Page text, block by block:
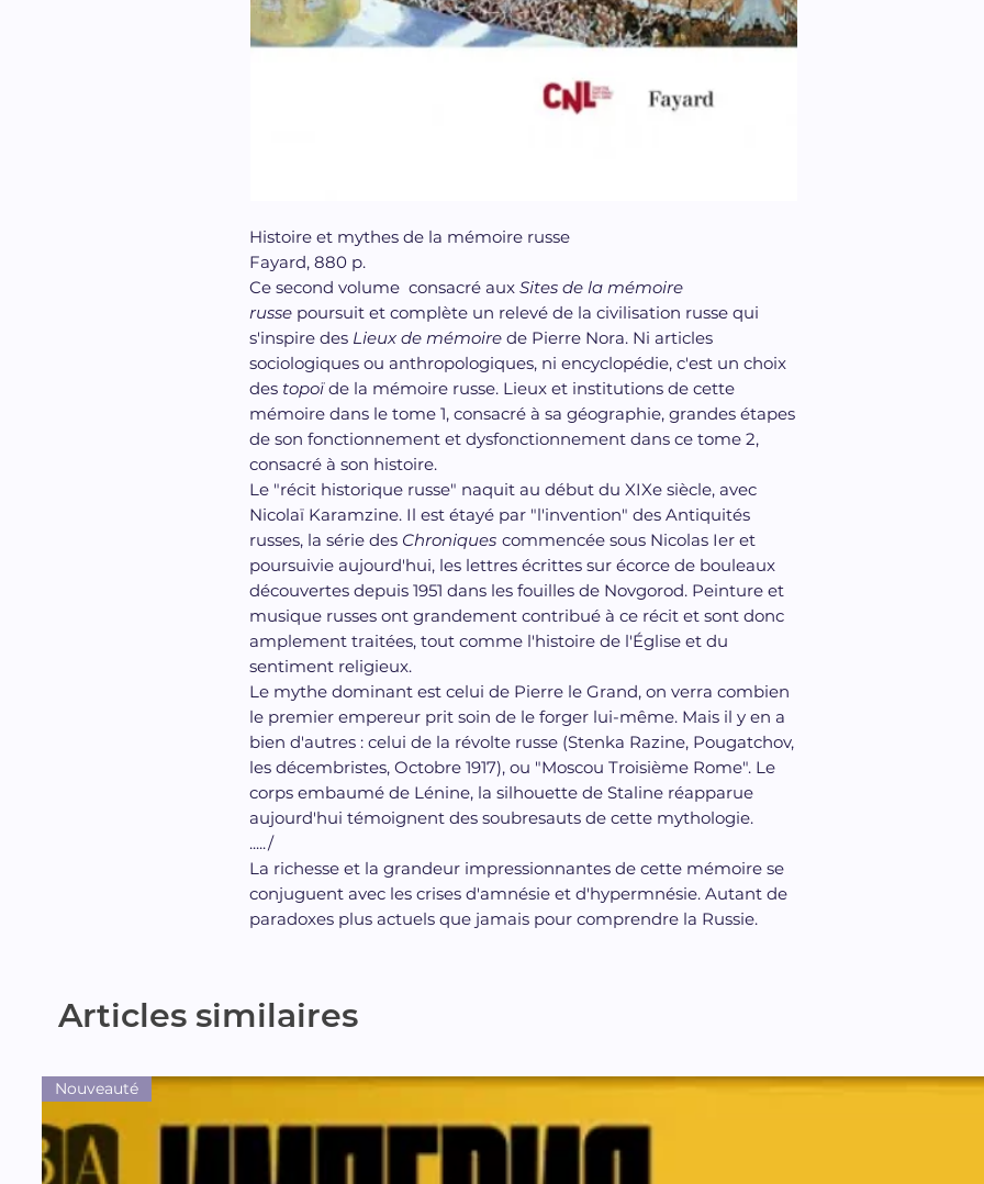
Histoire et mythes de la mémoire russe
Fayard, 880 p.
Ce second volume consacré aux Sites de la mémoire
russe poursuit et complète un relevé de la civilisation russe qui
s'inspire des Lieux de mémoire de Pierre Nora. Ni articles
sociologiques ou anthropologiques, ni encyclopédie, c'est un choix
des topoïde la mémoire russe. Lieux et institutions de cette
mémoire dans le tome 1, consacré à sa géographie, grandes étapes
de son fonctionnement et dysfonctionnement dans ce tome 2,
consacré à son histoire.
Le "récit historique russe" naquit au début du XIXe siècle, avec
Nicolaï Karamzine. Il est étayé par "l'invention" des Antiquités
russes, la série des Chroniques commencée sous Nicolas Ier et
poursuivie aujourd'hui, les lettres écrittes sur écorce de bouleaux
découvertes depuis 1951 dans les fouilles de Novgorod. Peinture et
musique russes ont grandement contribué à ce récit et sont donc
amplement traitées, tout comme l'histoire de l'Église et du
sentiment religieux.
Le mythe dominant est celui de Pierre le Grand, on verra combien
le premier empereur prit soin de le forger lui-même. Mais il y en a
bien d'autres : celui de la révolte russe (Stenka Razine, Pougatchov,
les décembristes, Octobre 1917), ou "Moscou Troisième Rome". Le
corps embaumé de Lénine, la silhouette de Staline réapparue
aujourd'hui témoignent des soubresauts de cette mythologie.
...../
La richesse et la grandeur impressionnantes de cette mémoire se
conjuguent avec les crises d'amnésie et d'hypermnésie. Autant de
paradoxes plus actuels que jamais pour comprendre la Russie.
Articles similaires
Nouveauté